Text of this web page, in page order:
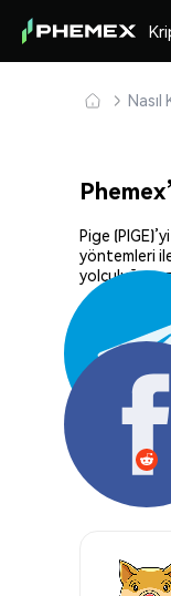
Nasıl
Pige
yöntemleri